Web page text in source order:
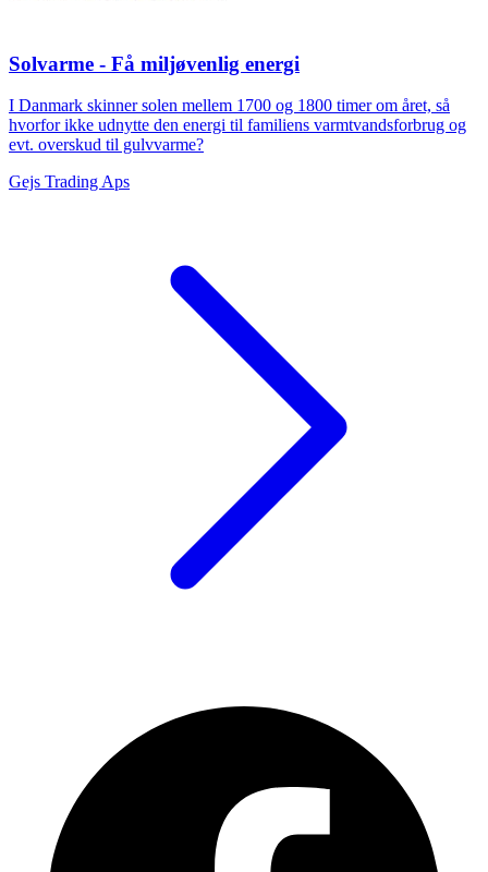
Solvarme - Få miljøvenlig energi
I Danmark skinner solen mellem 1700 og 1800 timer om året, så
hvorfor ikke udnytte den energi til familiens varmtvandsforbrug og
evt. overskud til gulvvarme?
Gejs Trading Aps